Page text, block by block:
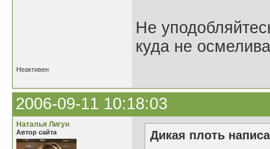
Не
куда не
Неактивен
2006-09-11 10:18:03
Наталья Лигун
Автор сайта
Дикая плоть